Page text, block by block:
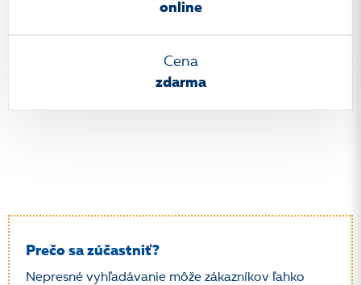
online
Cena
zdarma
Prečo sa zúčastniť?
Nepresné vyhľadávanie môže zákazníkov ľahko